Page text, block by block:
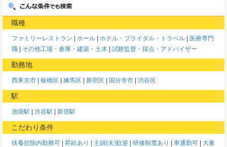
職種
ファミリーレストラン ホール ホテル・ブライダル・トラベル
医療専門
職
その他工場・倉庫・建築・土木 試験監督・採点・アドバイザー
勤務地
西東京市 板橋区 練馬区 新宿区 国分寺市 渋谷区
駅
池袋駅 渋谷駅 新宿駅
こだわり条件
扶養控除内勤務可 昇給あり 主婦(夫)歓迎 研修制度あり 車通勤可
大量